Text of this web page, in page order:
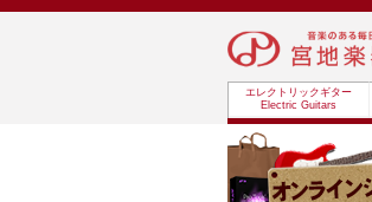
エレクトリックギター
Electric Guitars